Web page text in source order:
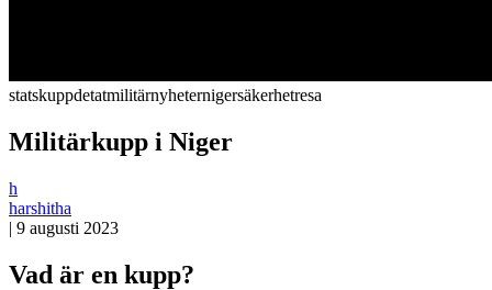
statskuppdetatmilitärnyheternigersäkerhetresa
Militärkupp i Niger
h
harshitha
| 9 augusti 2023
Vad är en kupp?